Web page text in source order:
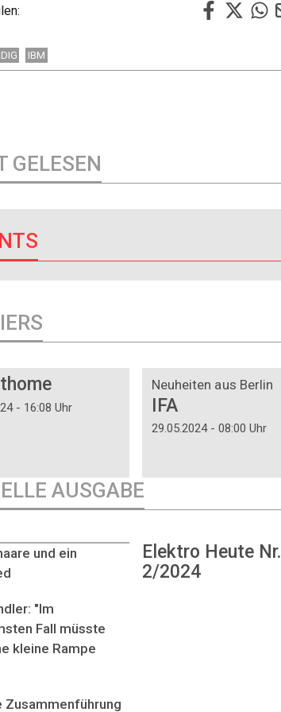
IBM
GELESEN
- 16:08 Uhr
Neuheiten aus Berlin
IFA
29.05.2024 - 08:00 Uhr
AUSGABE
Elektro Heute Nr.
2/2024
und ein
"Im
Fall müsste
kleine Rampe
Zusammenführung